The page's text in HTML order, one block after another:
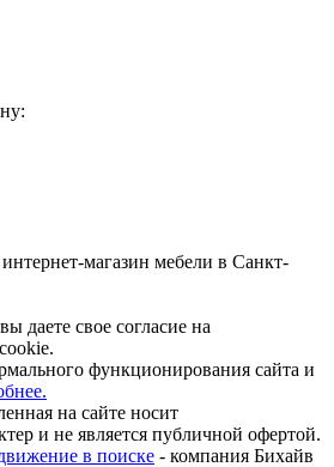
магазин мебели в Санкт-
даете свое согласие на
функционирования сайта и
на сайте носит
и не является публичной офертой.
в поиске - компания Бихайв